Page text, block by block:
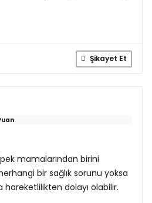
Şikayet Et
mamalarından birini
bir sağlık sorunu yoksa
dolayı olabilir.